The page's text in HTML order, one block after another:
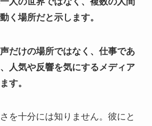
く場所だと示します。
だけの場所ではなく、仕事であ
人気や反響を気にするメディア
す。
を十分には知りません。彼にと